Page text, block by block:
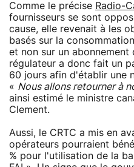
Comme le précise Radio-
fournisseurs se sont
cause, elle revenait à les
basés sur la
et non sur un abonnement
régulateur a donc fait un
60 jours afin d'établir une
« Nous allons retourner à
ainsi estimé le ministre
Clement.
Aussi, le CRTC a mis en
opérateurs pourraient
% pour l'utilisation de la